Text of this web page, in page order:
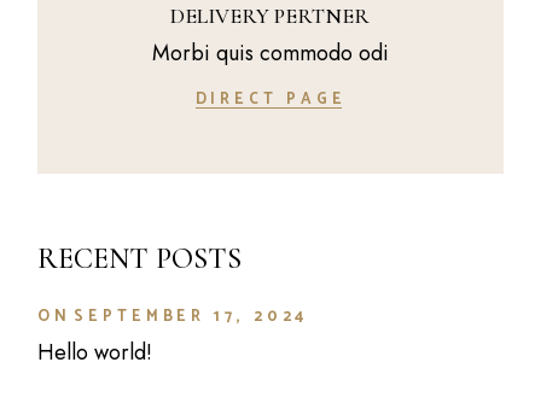
DELIVERY PERTNER
Morbi quis commodo odi
DIRECT PAGE
RECENT POSTS
ON SEPTEMBER 17, 2024
Hello world!